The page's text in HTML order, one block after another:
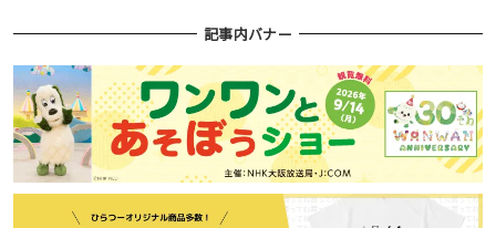
記事内バナー